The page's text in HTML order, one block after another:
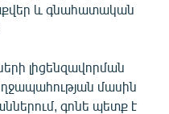
և գնահատական
լիցենզավորման
մասին
գոնե պետք է